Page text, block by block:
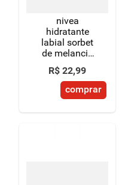
nivea
hidratante
labial sorbet
de melancia
ed. limitada
moana
disney®
princesa 4,8g
R$ 22,99
comprar